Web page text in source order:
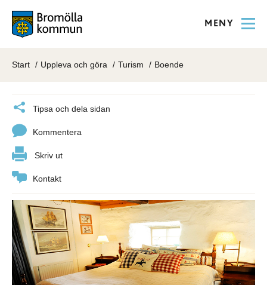
MENY
Start Uppleva och göra Turism Boende
Tipsa och dela sidan
Kommentera
Skriv ut
Kontakt